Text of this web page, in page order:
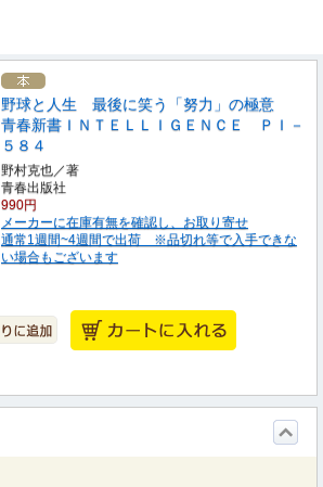
野球と人生 最後に笑う「努力」の極意
青春新書ＩＮＴＥＬＬＩＧＥＮＣＥ ＰＩ－
５８４
野村克也／著
青春出版社
990円
メーカーに在庫有無を確認し、お取り寄せ
通常1週間~4週間で出荷 ※品切れ等で入手できな
い場合もございます